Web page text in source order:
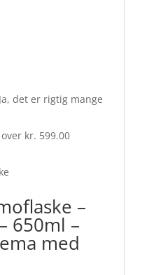
det er rigtig mange
kr. 599.00
–
650ml –
med